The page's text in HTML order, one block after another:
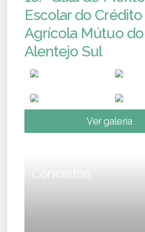
Escolar do Crédito
Agrícola Mútuo do
Alentejo Sul
Ver galeria
Concertos